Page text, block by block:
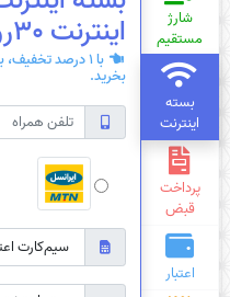
شارژ
مستقیم
بسته
اینترنت
پرداخت
قبض
اعتبار
اینترنت 30روزه 6گیگابایت اعتباری
با 1 درصد
بخرید.